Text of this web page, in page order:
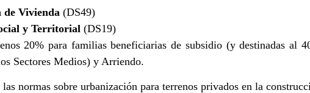
de Vivienda (DS49)
y Territorial (DS19)
20% para familias beneficiarias de subsidio (y destinadas al
Sectores Medios) y Arriendo.
normas sobre urbanización para terrenos privados en la